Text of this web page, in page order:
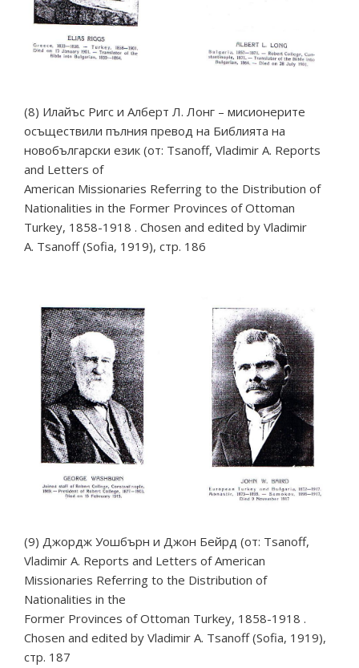
(8) Илайъс Ригс и Алберт Л. Лонг – мисионерите
осъществили пълния превод на Библията на
новобългарски език (от: Tsanoff, Vladimir A. Reports
and Letters of
American Missionaries Referring to the Distribution of
Nationalities in the Former Provinces of Ottoman
Turkey, 1858-1918 . Chosen аnd edited by Vladimir
A. Tsanoff (Sofia, 1919), стр. 186
(9) Джордж Уошбърн и Джон Бейрд (от: Tsanoff,
Vladimir A. Reports and Letters of American
Missionaries Referring to the Distribution of
Nationalities in the
Former Provinces of Ottoman Turkey, 1858-1918 .
Chosen аnd edited by Vladimir A. Tsanoff (Sofia, 1919),
стр. 187